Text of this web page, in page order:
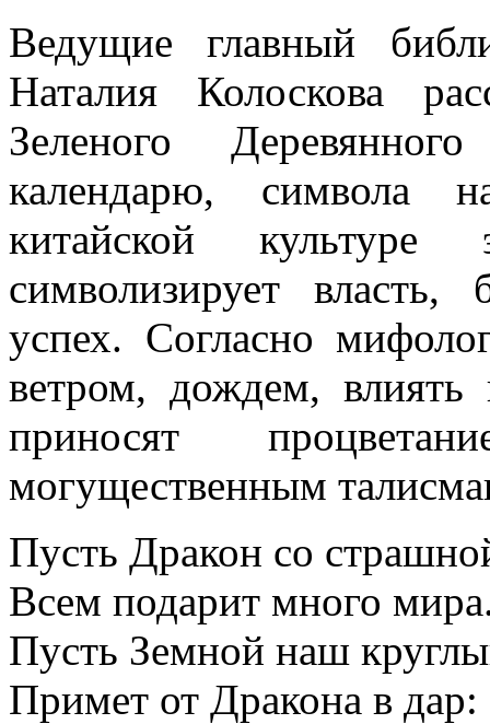
Ведущие главный
Наталия Колоскова
Зеленого
календарю, символа
китайской культуре
символизирует власть,
успех. Согласно
ветром, дождем,
приносят
могущественным
Пусть Дракон со
Всем подарит много
Пусть Земной наш
Примет от Дракона в дар: